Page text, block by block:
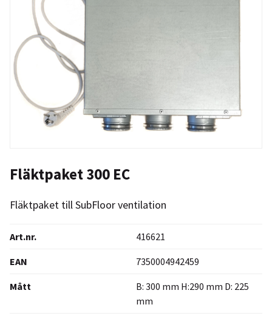
Fläktpaket 300 EC
Fläktpaket till SubFloor ventilation
Art.nr. 416621
EAN 7350004942459
Mått
B: 300 mm H:290 mm D: 225
mm